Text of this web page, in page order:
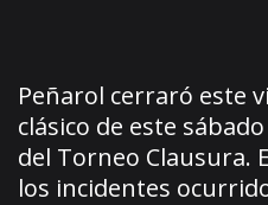
Peñarol cerraró este
clásico de este
del Torneo Clausura.
los incidentes